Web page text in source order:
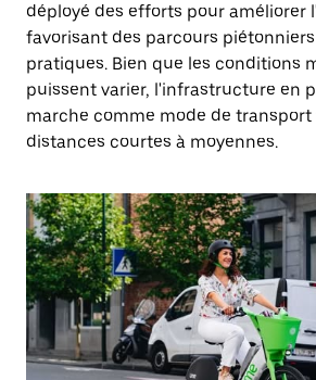
déployé des efforts pour améliorer
favorisant des parcours
pratiques. Bien que les conditions
puissent varier, l'infrastructure en
marche comme mode de
distances courtes à moyennes.